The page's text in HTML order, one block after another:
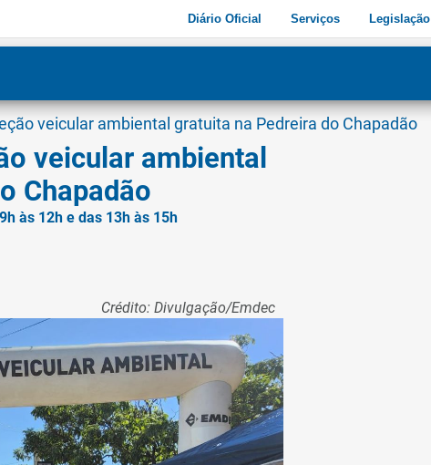
acessibilidade
Diário Oficial Serviços Legislação
veicular ambiental gratuita na Pedreira do Chapadão
veicular ambiental
Chapadão
às 12h e das 13h às 15h
Crédito: Divulgação/Emdec